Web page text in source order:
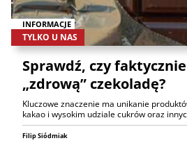
INFORMACJE
TYLKO U NAS
Sprawdź, czy
„zdrową” czekoladę?
Kluczowe znaczenie ma unikanie
kakao i wysokim udziale cukrów oraz
Filip Siódmiak